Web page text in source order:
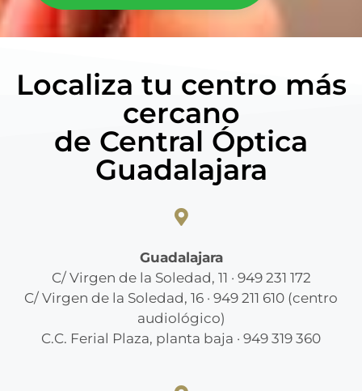
Localiza tu centro más
cercano
de Central Óptica
Guadalajara
Guadalajara
C/ Virgen de la Soledad, 11 · 949 231 172
C/ Virgen de la Soledad, 16 · 949 211 610 (centro
audiológico)
C.C. Ferial Plaza, planta baja · 949 319 360